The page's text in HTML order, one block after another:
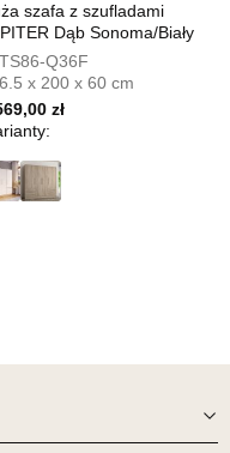
1 499,00 zł
Wybierz
Wybierz
szafa z szufladami
Dąb Sonoma/Biały
Q36F
x 200 x 60 cm
zł